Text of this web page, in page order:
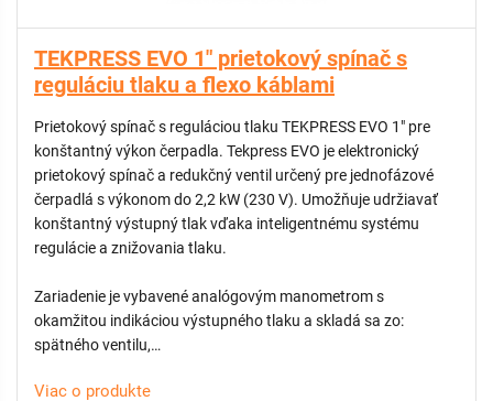
TEKPRESS EVO 1" prietokový spínač s
reguláciu tlaku a flexo káblami
Prietokový spínač s reguláciou tlaku TEKPRESS EVO 1" pre
konštantný výkon čerpadla. Tekpress EVO je elektronický
prietokový spínač a redukčný ventil určený pre jednofázové
čerpadlá s výkonom do 2,2 kW (230 V). Umožňuje udržiavať
konštantný výstupný tlak vďaka inteligentnému systému
regulácie a znižovania tlaku.
Zariadenie je vybavené analógovým manometrom s
okamžitou indikáciou výstupného tlaku a skladá sa zo:
spätného ventilu,
membrány,
Viac o produkte